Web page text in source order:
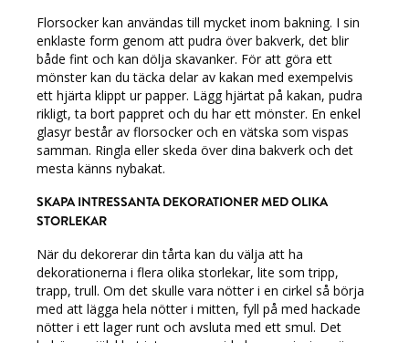
Florsocker kan användas till mycket inom bakning. I sin
enklaste form genom att pudra över bakverk, det blir
både fint och kan dölja skavanker. För att göra ett
mönster kan du täcka delar av kakan med exempelvis
ett hjärta klippt ur papper. Lägg hjärtat på kakan, pudra
rikligt, ta bort pappret och du har ett mönster. En enkel
glasyr består av florsocker och en vätska som vispas
samman. Ringla eller skeda över dina bakverk och det
mesta känns nybakat.
SKAPA INTRESSANTA DEKORATIONER MED OLIKA
STORLEKAR
När du dekorerar din tårta kan du välja att ha
dekorationerna i flera olika storlekar, lite som tripp,
trapp, trull. Om det skulle vara nötter i en cirkel så börja
med att lägga hela nötter i mitten, fyll på med hackade
nötter i ett lager runt och avsluta med ett smul. Det